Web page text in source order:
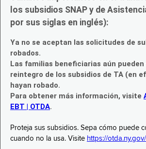
los subsidios SNAP y de
por sus siglas en inglés):
Ya no se aceptan las solicitudes de
robados.
Las familias beneficiarias aún
reintegro de los subsidios de TA (en
hayan robado.
Para obtener más información, visite
EBT | OTDA.
Proteja sus subsidios. Sepa cómo puede
cuando no la usa. Visite https://